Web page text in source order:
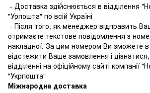
- Доставка здійснюється в відділення
"Урпошта" по всій Україні
- Після того, як менеджер відправить
отримаєте текстове повідомлення з
накладної. За цим номером Ви зможете
відстежити Ваше замовлення і
відділенні на офіційному сайті компанії
"Укрпошта"
Міжнародна доставка